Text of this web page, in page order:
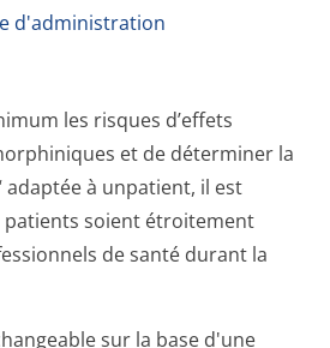
d'administration
les risques d’effets
et de déterminer la
adaptée à unpatient, il est
patients soient étroitement
de santé durant la
sur la base d'une